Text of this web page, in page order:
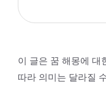
이 글은 꿈 해몽에 대
따라 의미는 달라질